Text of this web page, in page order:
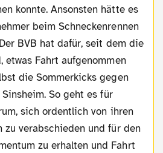
konnte. Ansonsten hätte es
beim Schneckenrennen
BVB hat dafür, seit dem die
etwas Fahrt aufgenommen
die Sommerkicks gegen
So geht es für
sich ordentlich von ihren
zu verabschieden und für den
zu erhalten und Fahrt